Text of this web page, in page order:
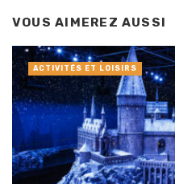
VOUS AIMEREZ AUSSI
ACTIVITÉS ET LOISIRS